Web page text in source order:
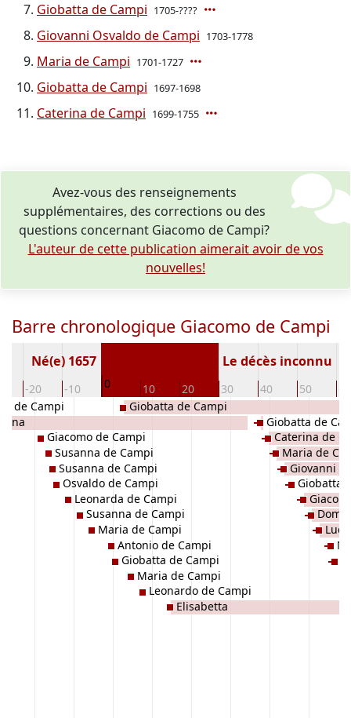
Giobatta de Campi 1705-????
Giovanni Osvaldo de Campi 1703-1778
Maria de Campi 1701-1727
Giobatta de Campi 1697-1698
Caterina de Campi 1699-1755
Avez-vous des renseignements
supplémentaires, des corrections ou des
questions concernant Giacomo de Campi?
L'auteur de cette publication aimerait avoir de vos
nouvelles!
Barre chronologique Giacomo de Campi
-20 -10 0 10 20 30 40 50
Né(e) 1657 Le décès inconnu
de Campi
Giacomo de Campi
Susanna de Campi
Susanna de Campi
Osvaldo de Campi
Leonarda de Campi
Susanna de Campi
Maria de Campi
Antonio de Campi
Giobatta de Campi
Giobatta de Campi
Maria de Campi
Leonardo de Campi
Elisabetta
Giobatta de
Caterina de
Maria de
Giovanni
Giobatta